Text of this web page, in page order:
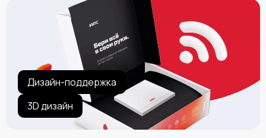
Дизайн-поддержка
3D дизайн